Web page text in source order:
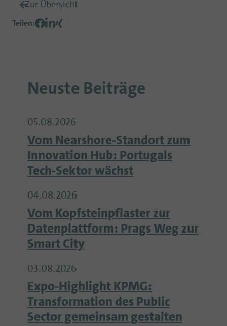
Zur Übersicht
Teilen:
Neuste Beiträge
05.08.2026
Vom Nearshore-Standort zum
Innovation Hub: Portugals
Tech-Sektor wächst
04.08.2026
Vom Kopfsteinpflaster zur
Datenplattform: Prags Weg zur
Smart City
03.08.2026
Expo-Highlight KPMG:
Transformation des Public
Sector gemeinsam gestalten